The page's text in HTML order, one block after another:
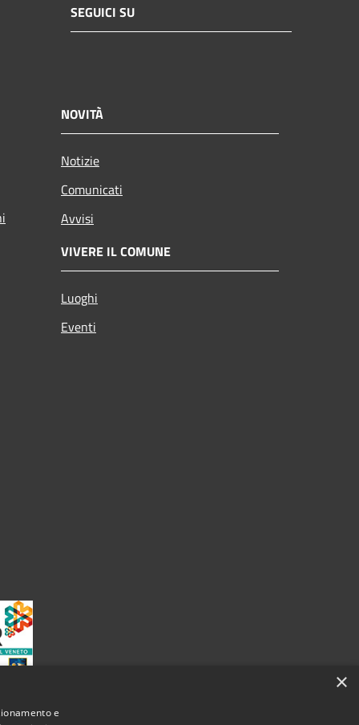
SEGUICI SU
NOVITÀ
Notizie
Comunicati
Avvisi
VIVERE IL COMUNE
Luoghi
Eventi
×
e